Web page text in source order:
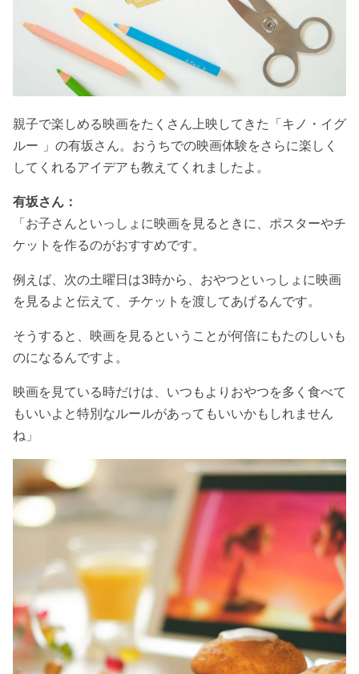
親子で楽しめる映画をたくさん上映してきた「キノ・イグ
ルー 」の有坂さん。おうちでの映画体験をさらに楽しく
してくれるアイデアも教えてくれましたよ。
有坂さん：
「お子さんといっしょに映画を見るときに、ポスターやチ
ケットを作るのがおすすめです。
例えば、次の土曜日は3時から、おやつといっしょに映画
を見るよと伝えて、チケットを渡してあげるんです。
そうすると、映画を見るということが何倍にもたのしいも
のになるんですよ。
映画を見ている時だけは、いつもよりおやつを多く食べて
もいいよと特別なルールがあってもいいかもしれません
ね」